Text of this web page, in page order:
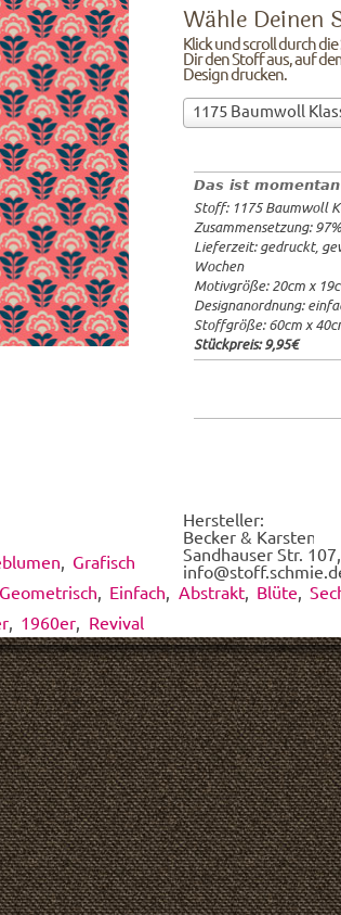
Das ist
Stoff: 1175 Baumwoll
Zusammensetzung:
Lieferzeit: gedruckt,
Wochen
Motivgröße: 20cm x
Designanordnung:
Stoffgröße: 60cm x
Stückpreis:9,95€
Wähle Deinen
Klick und scroll durch
Dir den Stoff aus, auf
Design drucken.
1175 Baumwoll
Gewicht:
Lieferzeit:
20x20cm:
60x40cm:
ab 1m:
ab 10m:
ab 50m:
Wähle
Deinen
und
scroll
durch
die
Stoffübersicht
und
suche
Dir
den
Stoff
dem
Design
drucken.
*
Hersteller:
Becker & Karsten
Sandhauser Str.
Grafisch
Geometrisch Einfach Abstrakt, Blüte
1960er Revival